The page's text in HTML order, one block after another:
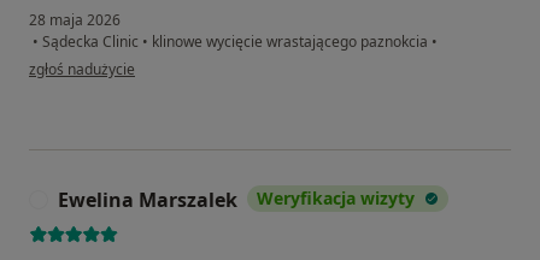
28 maja 2026
• Sądecka Clinic • klinowe wycięcie wrastającego paznokcia •
w opinii użytkownika Ewa
zgłoś nadużycie
Ewelina Marszalek Weryfikacja wizyty